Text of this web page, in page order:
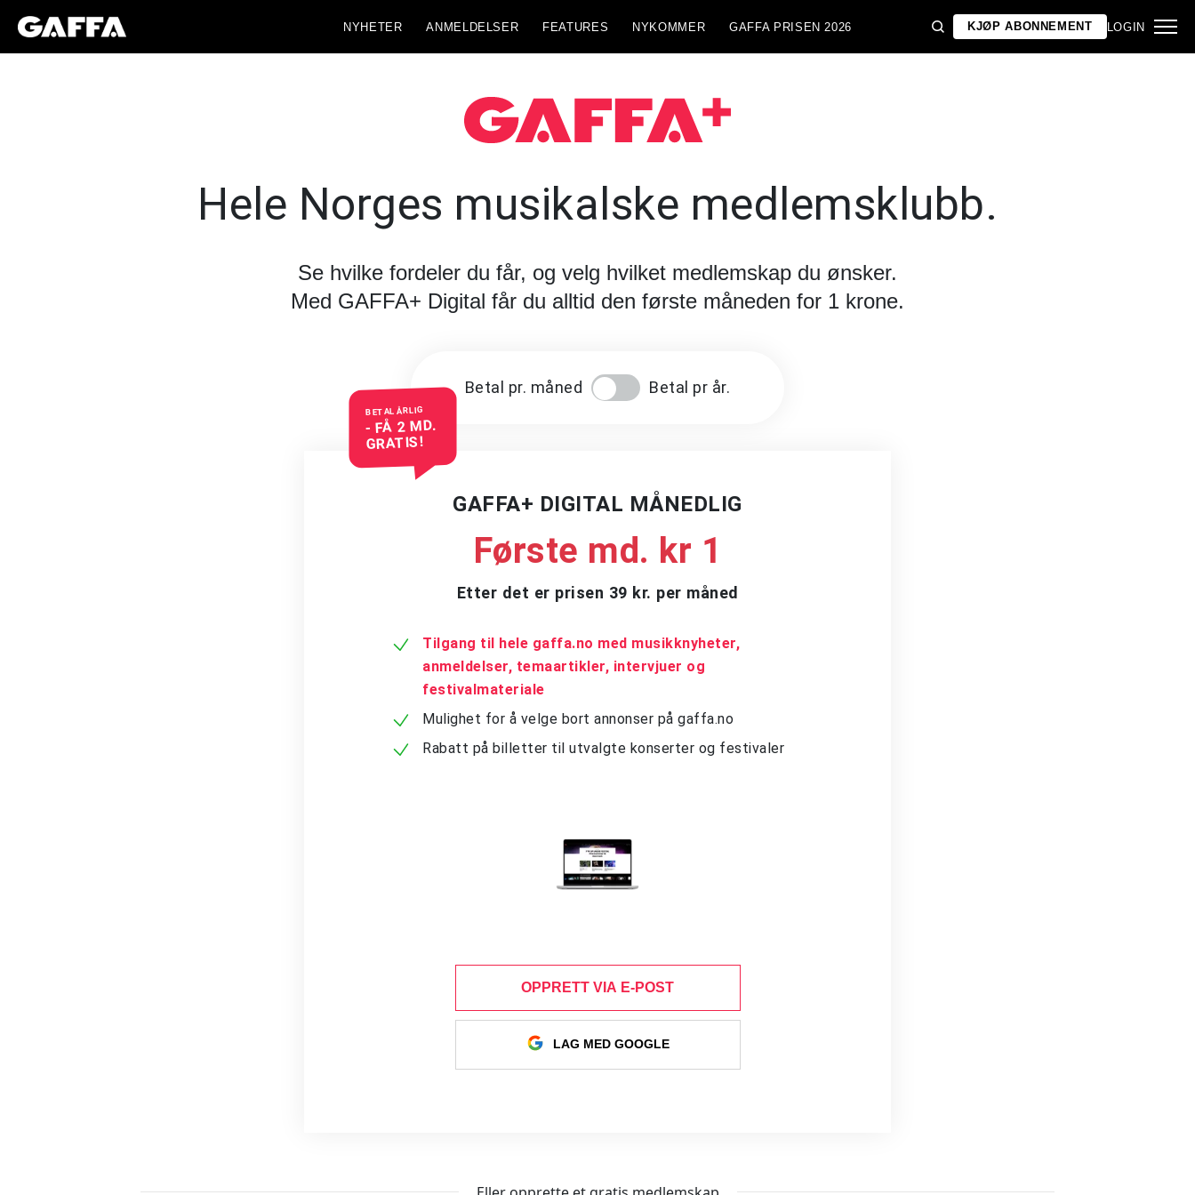
NYHETER ANMELDELSER FEATURES NYKOMMER GAFFA PRISEN 2026 KJØP ABONNEMENT LOGIN
Hele Norges musikalske medlemsklubb.
Se hvilke fordeler du får, og velg hvilket medlemskap du ønsker.
Med GAFFA+ Digital får du alltid den første måneden for 1 krone.
Betal pr. måned Betal pr år.
BETAL ÅRLIG
- FÅ 2 MD.
GRATIS!
GAFFA+ DIGITAL MÅNEDLIG
Første md. kr 1
Etter det er prisen 39 kr. per måned
Tilgang til hele gaffa.no med musikknyheter,
anmeldelser, temaartikler, intervjuer og
festivalmateriale
Mulighet for å velge bort annonser på gaffa.no
Rabatt på billetter til utvalgte konserter og festivaler
OPPRETT VIA E-POST
LAG MED GOOGLE